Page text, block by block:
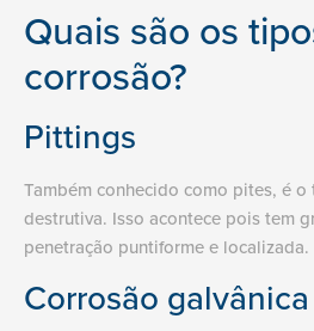
Quais são os
corrosão?
Pittings
Também conhecido como pites, é
destrutiva. Isso acontece pois tem
penetração puntiforme e localizada.
Corrosão galvânica